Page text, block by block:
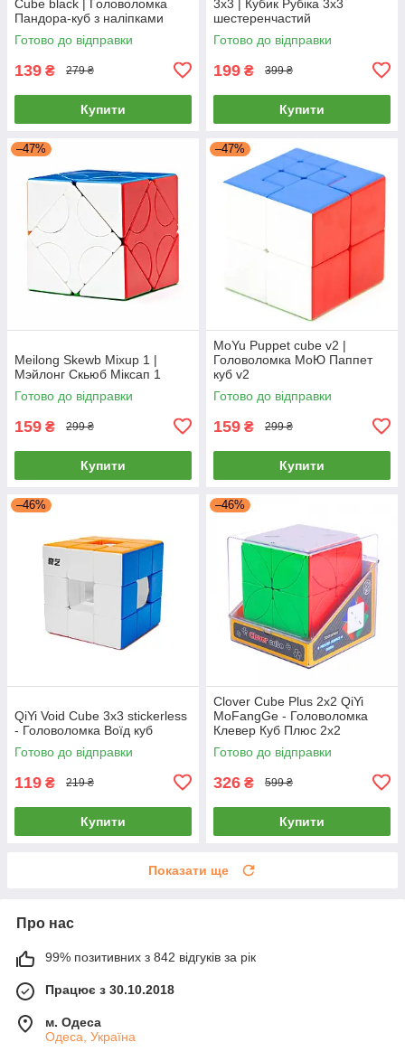
Cube black | Головоломка
Пандора-куб з наліпками
Готово до відправки
139 ₴ 279 ₴
Купити
3x3 | Кубик Рубіка 3х3
шестеренчастий
Готово до відправки
199 ₴ 399 ₴
Купити
–47%
Meilong Skewb Mixup 1 |
Мэйлонг Скьюб Міксап 1
Готово до відправки
159 ₴ 299 ₴
Купити
–47%
MoYu Puppet cube v2 |
Головоломка МоЮ Паппет
куб v2
Готово до відправки
159 ₴ 299 ₴
Купити
–46%
QiYi Void Cube 3x3 stickerless
- Головоломка Воїд куб
Готово до відправки
119 ₴ 219 ₴
Купити
–46%
Clover Cube Plus 2x2 QiYi
MoFangGe - Головоломка
Клевер Куб Плюс 2х2
Готово до відправки
326 ₴ 599 ₴
Купити
Показати ще
Про нас
99% позитивних з 842 відгуків за рік
Працює з 30.10.2018
м. Одеса
Одеса, Україна